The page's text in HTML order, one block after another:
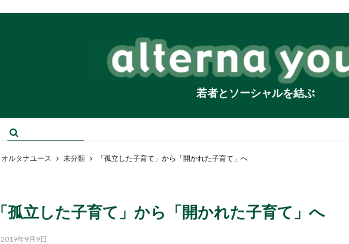
若者とソーシャルを結ぶ
オルタナユース 未分類 「孤立した子育て」から「開かれた子育て」へ
「孤立した子育て」から「開かれた子育て」へ
2019年9月9日